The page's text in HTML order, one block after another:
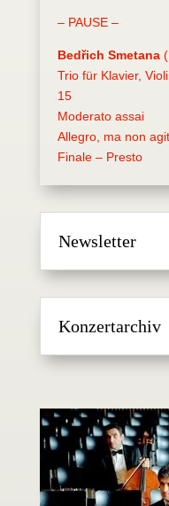
– PAUSE –
Bedřich Smetana
Trio für Klavier,
15
Moderato assai
Allegro, ma non
Finale – Presto
Newsletter
Konzertarchiv